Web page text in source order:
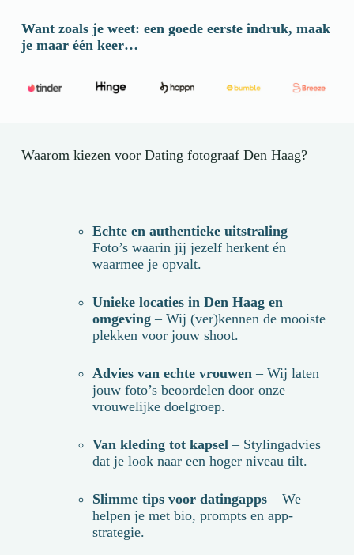
Want zoals je weet: een goede eerste indruk, maak
je maar één keer…
Waarom kiezen voor Dating fotograaf Den Haag?
Echte en authentieke uitstraling–
Foto’s waarin jij jezelf herkent én
waarmee je opvalt.
Unieke locaties in Den Haagen
omgeving– Wij (ver)kennen de mooiste
plekken voor jouw shoot.
Advies van echte vrouwen– Wij laten
jouw foto’s beoordelen door onze
vrouwelijke doelgroep.
Van kleding tot kapsel– Stylingadvies
dat je look naar een hoger niveau tilt.
Slimme tips voor datingapps– We
helpen je met bio, prompts en app-
strategie.